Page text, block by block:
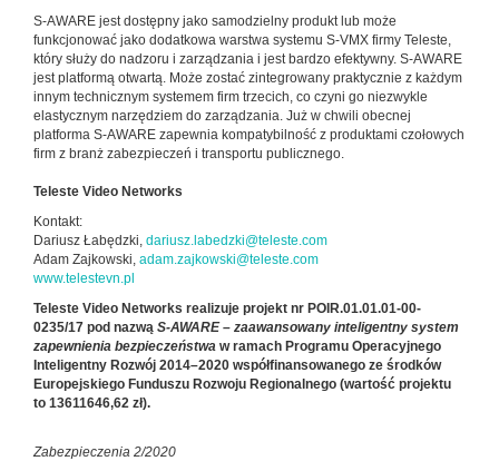
S-AWARE jest dostępny jako samodzielny produkt lub może
funkcjonować jako dodatkowa warstwa systemu S-VMX firmy Teleste,
który służy do nadzoru i zarządzania i jest bardzo efektywny. S-AWARE
jest platformą otwartą. Może zostać zintegrowany praktycznie z każdym
innym technicznym systemem firm trzecich, co czyni go niezwykle
elastycznym narzędziem do zarządzania. Już w chwili obecnej
platforma S-AWARE zapewnia kompatybilność z produktami czołowych
firm z branż zabezpieczeń i transportu publicznego.
Teleste Video Networks
Kontakt:
Dariusz Łabędzki, dariusz.labedzki@teleste.com
Adam Zajkowski, adam.zajkowski@teleste.com
www.telestevn.pl
Teleste Video Networks realizuje projekt nr POIR.01.01.01-00-
0235/17 pod nazwą S-AWARE – zaawansowany inteligentny system
zapewnienia bezpieczeństwa w ramach Programu Operacyjnego
Inteligentny Rozwój 2014–2020 współfinansowanego ze środków
Europejskiego Funduszu Rozwoju Regionalnego (wartość projektu
to 13611646,62 zł).
Zabezpieczenia 2/2020